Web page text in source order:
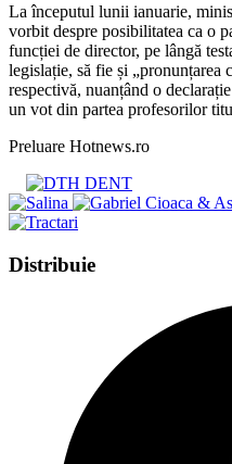
​La începutul lunii ianuarie,
vorbit despre posibilitatea ca o
funcției de director, pe lângă
legislație, să fie și „pronunțarea
respectivă, nuanțând o
un vot din partea profesorilor
Preluare Hotnews.ro
DistribuieShare
window